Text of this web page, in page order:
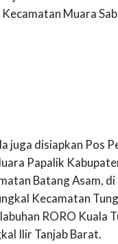
Kecamatan Muara
juga disiapkan Pos
Papalik
Batang Asam, di
Kecamatan
RORO Kuala
Ilir Tanjab Barat.